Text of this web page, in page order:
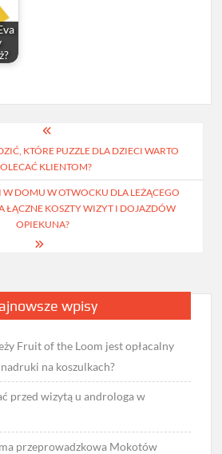
KTÓRE PUZZLE DLA DZIECI WARTO
KLIENTOM?
W DOMU W OTWOCKU DLA LEŻĄCEGO
ŁĄCZNE KOSZTY WIZYT I DOJAZDÓW
OPIEKUNA?
wpisy
Fruit of the Loom jest opłacalny
na koszulkach?
przed wizytą u androloga w
przeprowadzkowa Mokotów